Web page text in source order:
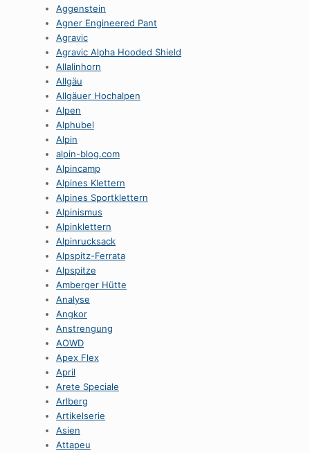
Aggenstein
Agner Engineered Pant
Agravic
Agravic Alpha Hooded Shield
Allalinhorn
Allgäu
Allgäuer Hochalpen
Alpen
Alphubel
Alpin
alpin-blog.com
Alpincamp
Alpines Klettern
Alpines Sportklettern
Alpinismus
Alpinklettern
Alpinrucksack
Alpspitz-Ferrata
Alpspitze
Amberger Hütte
Analyse
Angkor
Anstrengung
AOWD
Apex Flex
April
Arete Speciale
Arlberg
Artikelserie
Asien
Attapeu